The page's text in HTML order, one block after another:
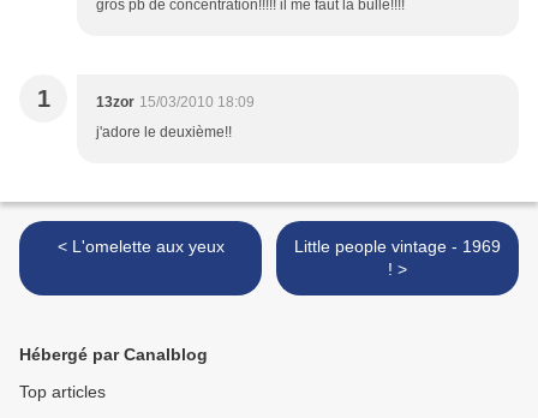
gros pb de concentration!!!!! il me faut la bulle!!!!
1 13zor 15/03/2010 18:09
j'adore le deuxième!!
< L'omelette aux yeux
Little people vintage - 1969
! >
Hébergé par Canalblog
Top articles